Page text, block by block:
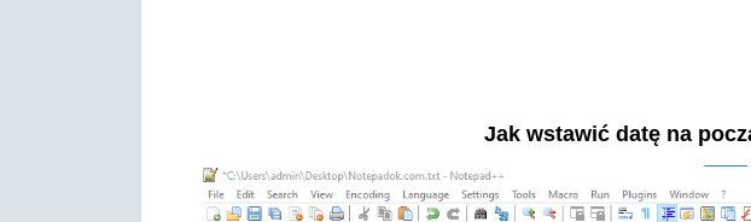
Jak wstawić datę na